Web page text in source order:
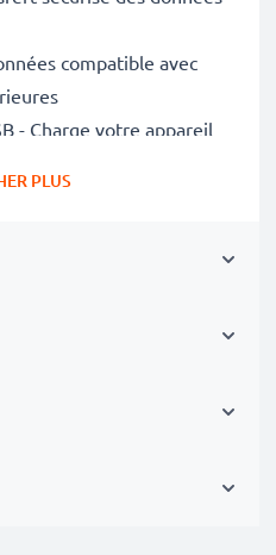
compatible avec
- Charge votre appareil
PLUS